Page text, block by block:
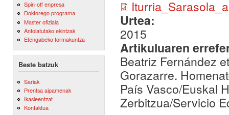
Spin-off enpresa
Doktorego programa
Master ofiziala
Antolatutako ekintzak
Etengabeko formakuntza
Beste batzuk
Sariak
Prentsa aipamenak
Ikasleentzat
Kontaktua
Urtea:
2015
Artikuluaren
Beatriz Fernández
Gorazarre.
País Vasco/Euskal
Zerbitzua/Servicio